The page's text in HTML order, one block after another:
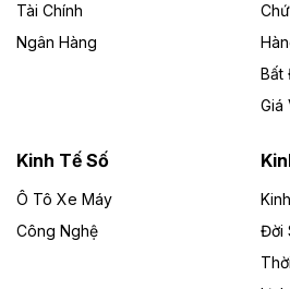
Bốn doanh nghiệp có sự góp vốn
phần Tập đoàn Đức Long Gia Lai
Gia Lai với tổng vốn hơn 4.750 tỷ
Đồng Nai cho thuê gần 59
công nghiệp ở Long Thành
UBND TP Đồng Nai cho Công ty
đất để đầu tư khu công nghiệp
Tài Chính
Ngân Hàng
Bất
Giá
Kinh Tế Số
Ô Tô Xe Máy
Công Nghệ
Đời